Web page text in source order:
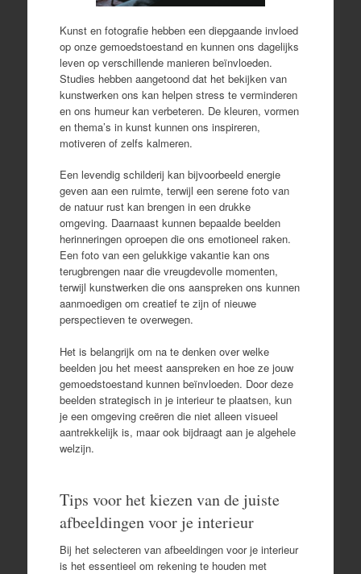
Kunst en fotografie hebben een diepgaande invloed
op onze gemoedstoestand en kunnen ons dagelijks
leven op verschillende manieren beïnvloeden.
Studies hebben aangetoond dat het bekijken van
kunstwerken ons kan helpen stress te verminderen
en ons humeur kan verbeteren. De kleuren, vormen
en thema’s in kunst kunnen ons inspireren,
motiveren of zelfs kalmeren.
Een levendig schilderij kan bijvoorbeeld energie
geven aan een ruimte, terwijl een serene foto van
de natuur rust kan brengen in een drukke
omgeving. Daarnaast kunnen bepaalde beelden
herinneringen oproepen die ons emotioneel raken.
Een foto van een gelukkige vakantie kan ons
terugbrengen naar die vreugdevolle momenten,
terwijl kunstwerken die ons aanspreken ons kunnen
aanmoedigen om creatief te zijn of nieuwe
perspectieven te overwegen.
Het is belangrijk om na te denken over welke
beelden jou het meest aanspreken en hoe ze jouw
gemoedstoestand kunnen beïnvloeden. Door deze
beelden strategisch in je interieur te plaatsen, kun
je een omgeving creëren die niet alleen visueel
aantrekkelijk is, maar ook bijdraagt aan je algehele
welzijn.
Tips voor het kiezen van de juiste
afbeeldingen voor je interieur
Bij het selecteren van afbeeldingen voor je interieur
is het essentieel om rekening te houden met